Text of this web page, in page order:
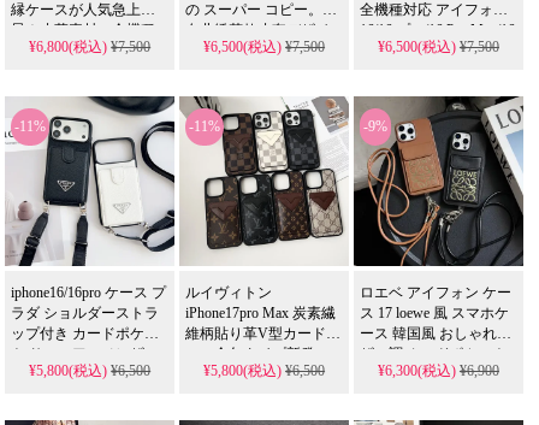
縁ケースが人気急上
昇！皮革素材、全機種
完全対応の汎用性抜群
ン、耐衝撃＆防水機能
で実用性抜群。iPhone17
ケースとして使える格
安価格、
iPhone16pro/15promaxケ
ースとしてもおすすめ
の多機能アイテム！
¥6,800(税込)¥7,500
の スーパー コピー。香
奈儿绣花款皮套デザイ
ンでiPhone 11-17 Pro
偽物 ながら皮革素材の
カード・紙幣収納可能
な多機能モデルを 格安
で提供し、芸能人 スタ
イルを手軽に取り入れ
られます。
¥6,500(税込)¥7,500
全機種対応 アイフォン
16/16 プロ/16 Pro Max/16
プラス携帯ケース 人気
レザー カード収納 スト
ラップ付き 芸能人 使用
格安 ヴィトン風 アイフ
ォンケース 携帯便利 手
帳型 iPhone 17 Air/16
Pro/15 Pro Max/14
Plus/13 ケース
¥6,500(税込) ¥7,500
-11%
iphone16/16pro ケース プ
ラダ ショルダーストラ
ップ付き カードポケッ
ト サフィアーノレザー
調 2 色 耐衝撃 傷防止 四
¥5,800(税込)¥6,500
-11%
ルイヴィトン
iPhone17pro Max 炭素繊
維柄貼り革V型カードケ
ース全包タイプ新発
売！芸能人も愛用する
¥5,800(税込)¥6,500
-9%
ロエベ アイフォン ケー
ス 17 loewe 風 スマホケ
ース 韓国風 おしゃれレ
ザー調 カードポケット
付き ショルダーストラ
¥6,300(税込) ¥6,900